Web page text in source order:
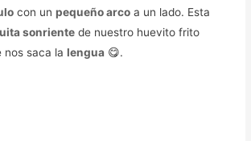
con unpequeño arco a un lado. Esta
sonriente de nuestro huevito frito
nos saca lalengua 😋.